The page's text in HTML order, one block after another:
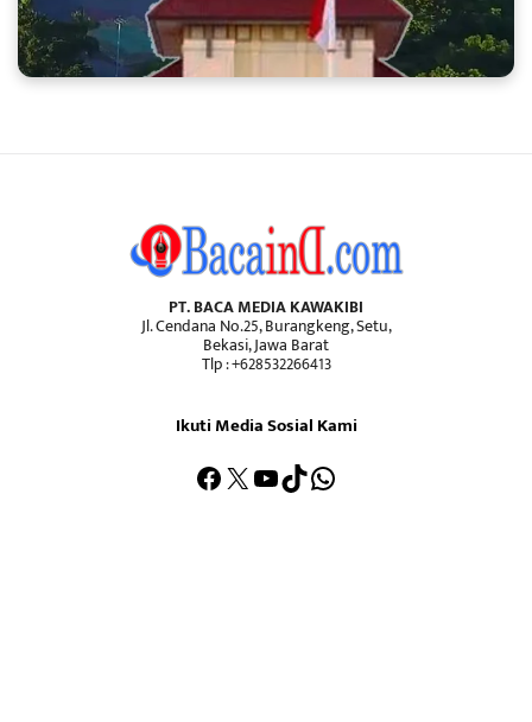
PT. BACA MEDIA KAWAKIBI
Jl. Cendana No.25, Burangkeng, Setu,
Bekasi, Jawa Barat
Tlp : +628532266413
Ikuti Media Sosial Kami
Facebook
X YouTube
TikTokWhatsApp